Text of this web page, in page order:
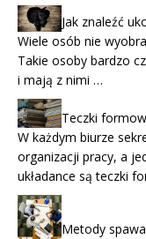
Jak znaleźć
Wiele osób nie
Takie osoby bardzo
i mają z nimi …
Teczki
W każdym biurze
organizacji pracy, a
układance są teczki
Metody